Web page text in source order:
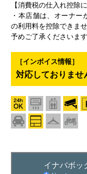
【消費税の仕入れ控除
・本店舗は、オーナ
の利用料を控除できませ
予めご了承くださいま
［インボイス情報］
対応しておりませ